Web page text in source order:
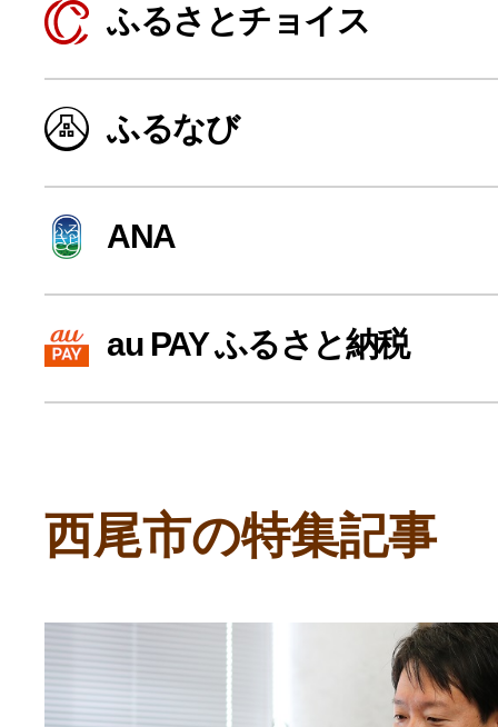
ふるさと納税徹底比較
寄付上限額シミュレーション
給与所得者版
副業・パラレルワーカー
ふるさと納税の基礎知識
10秒ぴったり診断
ふるさとチョイス
ふるなび
ANA
au PAY ふるさと納税
西尾市の特集記事